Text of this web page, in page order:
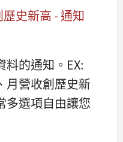
歷史新高 - 通知
料的通知。EX:
月營收創歷史新
多選項自由讓您